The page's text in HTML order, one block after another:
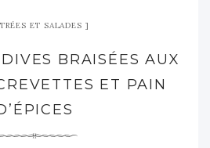
ET SALADES
BRAISÉES AUX
ET PAIN